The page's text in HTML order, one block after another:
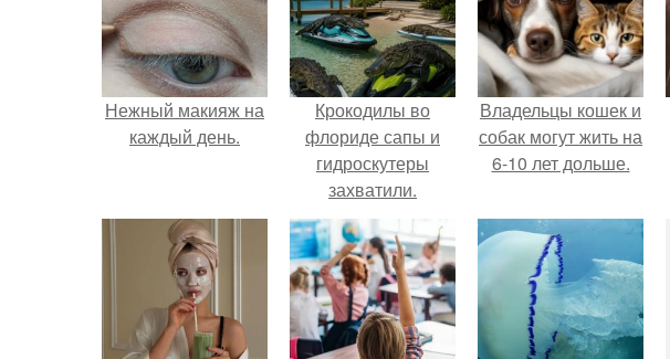
Нежный макияж на
каждый день.
Крокодилы во
флориде сапы и
гидроскутеры
захватили.
Владельцы кошек и
собак могут жить на
6-10 лет дольше.